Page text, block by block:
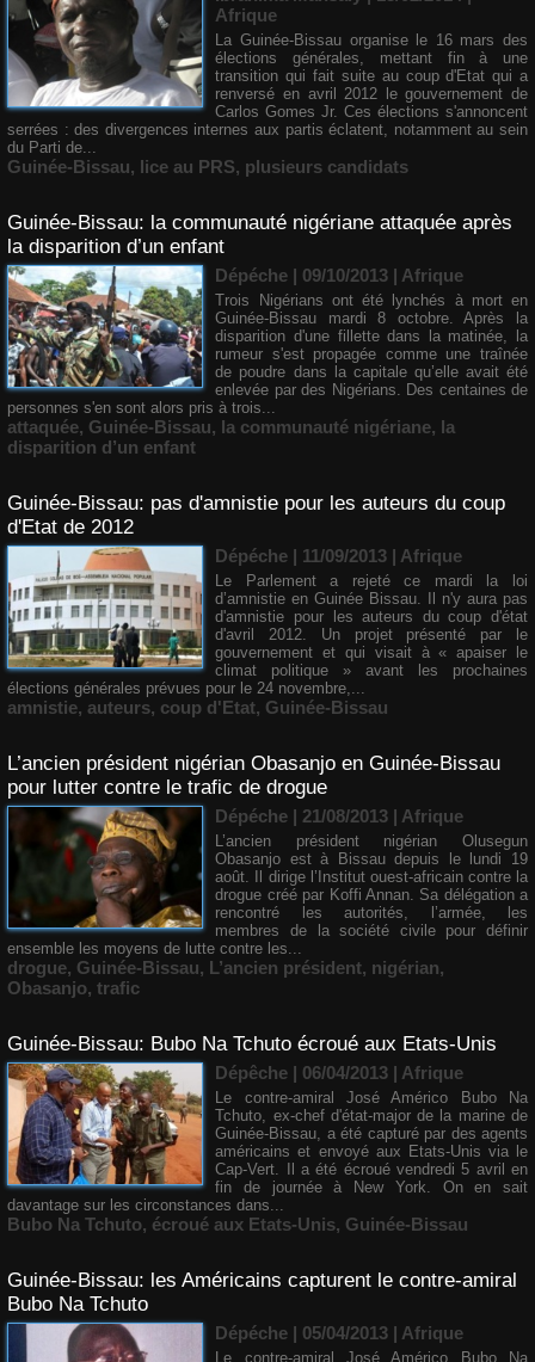
Afrique
La Guinée-Bissau organise le 16 mars des
élections générales, mettant fin à une
transition qui fait suite au coup d'Etat qui a
renversé en avril 2012 le gouvernement de
Carlos Gomes Jr. Ces élections s'annoncent
serrées : des divergences internes aux partis éclatent, notamment au sein
du Parti de...
Guinée-Bissau, lice au PRS, plusieurs candidats
Guinée-Bissau: la communauté nigériane attaquée après
la disparition d’un enfant
Dépéche | 09/10/2013 | Afrique
Trois Nigérians ont été lynchés à mort en
Guinée-Bissau mardi 8 octobre. Après la
disparition d'une fillette dans la matinée, la
rumeur s'est propagée comme une traînée
de poudre dans la capitale qu’elle avait été
enlevée par des Nigérians. Des centaines de
personnes s'en sont alors pris à trois...
attaquée, Guinée-Bissau, la communauté nigériane, la
disparition d’un enfant
Guinée-Bissau: pas d'amnistie pour les auteurs du coup
d'Etat de 2012
Dépéche | 11/09/2013 | Afrique
Le Parlement a rejeté ce mardi la loi
d’amnistie en Guinée Bissau. Il n'y aura pas
d'amnistie pour les auteurs du coup d'état
d'avril 2012. Un projet présenté par le
gouvernement et qui visait à « apaiser le
climat politique » avant les prochaines
élections générales prévues pour le 24 novembre,...
amnistie, auteurs, coup d'Etat, Guinée-Bissau
L’ancien président nigérian Obasanjo en Guinée-Bissau
pour lutter contre le trafic de drogue
Dépéche | 21/08/2013 | Afrique
L’ancien président nigérian Olusegun
Obasanjo est à Bissau depuis le lundi 19
août. Il dirige l’Institut ouest-africain contre la
drogue créé par Koffi Annan. Sa délégation a
rencontré les autorités, l’armée, les
membres de la société civile pour définir
ensemble les moyens de lutte contre les...
drogue, Guinée-Bissau, L’ancien président, nigérian,
Obasanjo, trafic
Guinée-Bissau: Bubo Na Tchuto écroué aux Etats-Unis
Dépêche | 06/04/2013 | Afrique
Le contre-amiral José Américo Bubo Na
Tchuto, ex-chef d'état-major de la marine de
Guinée-Bissau, a été capturé par des agents
américains et envoyé aux Etats-Unis via le
Cap-Vert. Il a été écroué vendredi 5 avril en
fin de journée à New York. On en sait
davantage sur les circonstances dans...
Bubo Na Tchuto, écroué aux Etats-Unis, Guinée-Bissau
Guinée-Bissau: les Américains capturent le contre-amiral
Bubo Na Tchuto
Dépéche | 05/04/2013 | Afrique
Le contre-amiral José Américo Bubo Na